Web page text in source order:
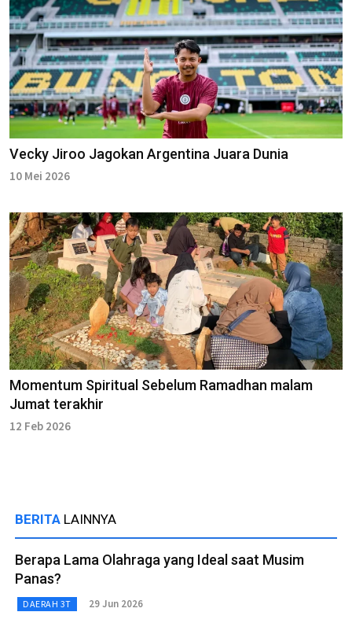
Vecky Jiroo Jagokan Argentina Juara Dunia
10 Mei 2026
Momentum Spiritual Sebelum Ramadhan malam
Jumat terakhir
12 Feb 2026
BERITA LAINNYA
Berapa Lama Olahraga yang Ideal saat Musim
Panas?
DAERAH 3T 29 Jun 2026